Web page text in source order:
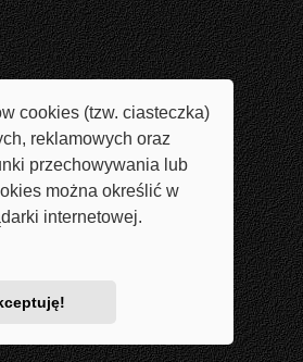
cookies (tzw. ciasteczka)
reklamowych oraz
przechowywania lub
można określić w
internetowej.